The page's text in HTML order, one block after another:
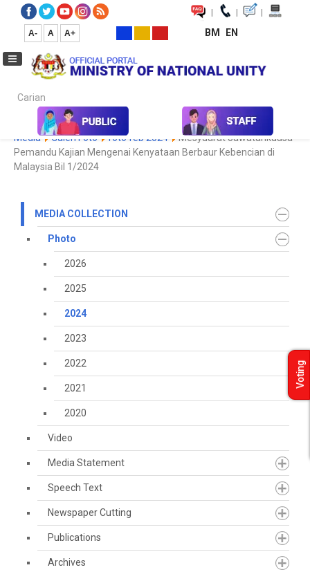
| | |
A- A A+ BM EN
Carian...
Media Media Collection Photo 2024
Koleksi
Media
Galeri Foto foto feb 2024
Mesyuarat Jawatankuasa
Pemandu Kajian Mengenai Kenyataan Berbaur Kebencian di
Malaysia Bil 1/2024
MEDIA COLLECTION
Photo
2026
2025
2024
2023
2022
2021
2020
Video
Media Statement
Speech Text
Newspaper Cutting
Publications
Archives
Voting